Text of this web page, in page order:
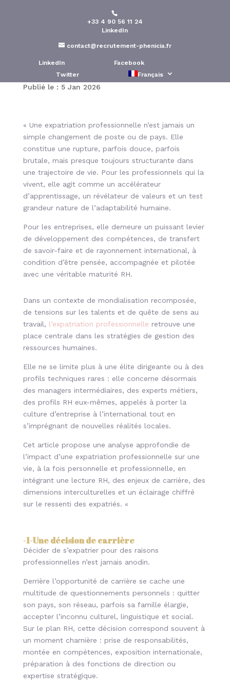
+33 4 90 56 11 24
LinkedIn
contact@recrutement-phenicia.fr
LinkedIn
Facebook
Twitter
Français
Une expatriation
professionnelle marque
une vie
Publié le : 5 Jan 2026
« Une expatriation professionnelle n’est jamais un
simple changement de poste ou de pays. Elle
constitue une rupture, parfois douce, parfois
brutale, mais presque toujours structurante dans
une trajectoire de vie. Pour les professionnels qui la
vivent, elle agit comme un accélérateur
d’apprentissage, un révélateur de valeurs et un test
grandeur nature de l’adaptabilité humaine.
Pour les entreprises, elle demeure un puissant levier
de développement des compétences, de transfert
de savoir-faire et de rayonnement international, à
condition d’être pensée, accompagnée et pilotée
avec une véritable maturité RH.
Dans un contexte de mondialisation recomposée,
de tensions sur les talents et de quête de sens au
travail, l’expatriation professionnelle retrouve une
place centrale dans les stratégies de gestion des
ressources humaines.
Elle ne se limite plus à une élite dirigeante ou à des
profils techniques rares : elle concerne désormais
des managers intermédiaires, des experts métiers,
des profils RH eux-mêmes, appelés à porter la
culture d’entreprise à l’international tout en
s’imprégnant de nouvelles réalités locales.
Cet article propose une analyse approfondie de
l’impact d’une expatriation professionnelle sur une
vie, à la fois personnelle et professionnelle, en
intégrant une lecture RH, des enjeux de carrière, des
dimensions interculturelles et un éclairage chiffré
sur le ressenti des expatriés. «
-1-Une décision de carrière
Décider de s’expatrier pour des raisons
professionnelles n’est jamais anodin.
Derrière l’opportunité de carrière se cache une
multitude de questionnements personnels : quitter
son pays, son réseau, parfois sa famille élargie,
accepter l’inconnu culturel, linguistique et social.
Sur le plan RH, cette décision correspond souvent à
un moment charnière : prise de responsabilités,
montée en compétences, exposition internationale,
préparation à des fonctions de direction ou
expertise stratégique.